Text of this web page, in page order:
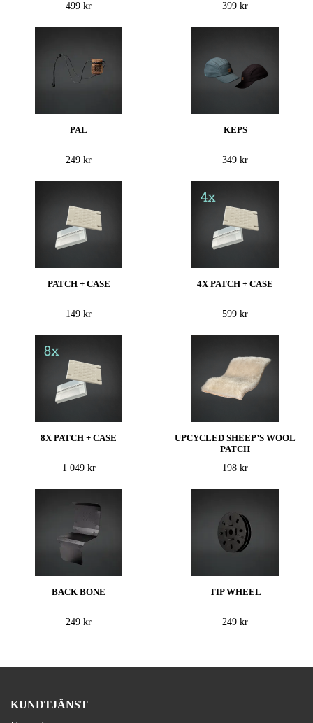
499 kr 399 kr
PAL
249 kr
KEPS
349 kr
PATCH + CASE
149 kr
4X PATCH + CASE
599 kr
8X PATCH + CASE
1 049 kr
UPCYCLED SHEEP’S WOOL
PATCH
198 kr
BACK BONE
249 kr
TIP WHEEL
249 kr
KUNDTJÄNST